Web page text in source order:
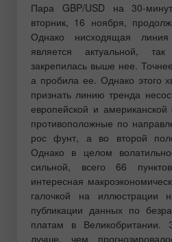
Пара GBP/USD на 30-
вторник, 16 ноября,
Однако нисходящая
является актуальной,
закрепилась выше нее.
а пробила ее. Однако этого
признать линию тренда
европейской и
противоположные по
рос фунт, а во второй
Однако в целом
сильной, всего 66
интересная
галочкой на иллюстрации
публикации данных по
платам в Великобритании.
лучше, чем